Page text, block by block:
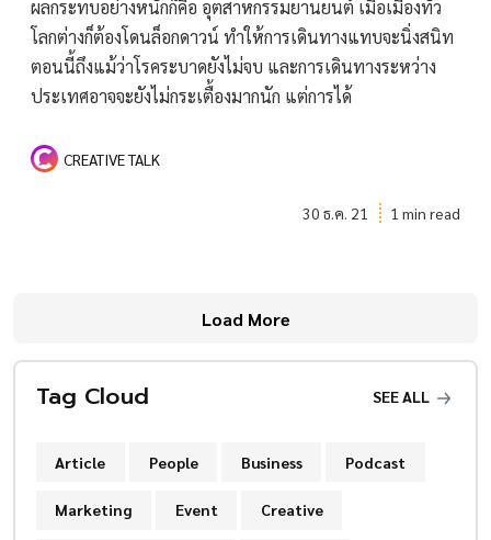
ผลกระทบอย่างหนักก็คือ อุตสาหกรรมยานยนต์ เมื่อเมืองทั่ว
โลกต่างก็ต้องโดนล็อกดาวน์ ทำให้การเดินทางแทบจะนิ่งสนิท
ตอนนี้ถึงแม้ว่าโรคระบาดยังไม่จบ และการเดินทางระหว่าง
ประเทศอาจจะยังไม่กระเตื้องมากนัก แต่การได้
CREATIVE TALK
30 ธ.ค. 21 1 min read
Load More
Tag Cloud SEE ALL
Article People Business Podcast
Marketing Event Creative